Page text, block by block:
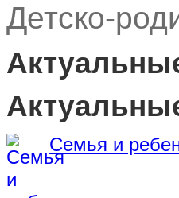
Детско-
Семья и